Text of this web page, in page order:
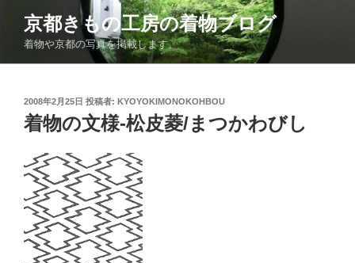
ン
京都きもの工房の着物ブログ
着物や京都の写真を掲載します。
投
稿
日:
2008年2月25日 投稿者: KYOYOKIMONOKOHBOU
着物の文様-松皮菱/まつかわびし